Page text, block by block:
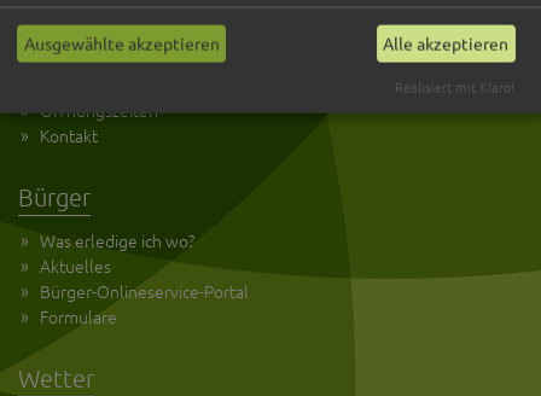
Service
Kultur und Tourismus
Öffnungszeiten
Kontakt
Bürger
Was erledige ich wo?
Aktuelles
Bürger-Onlineservice-Portal
Formulare
Wetter
Ausgewählte akzeptieren Alle akzeptieren
Realisiert mit Klaro!